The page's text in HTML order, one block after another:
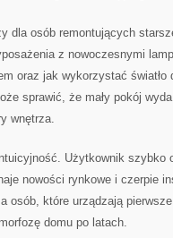
dla osób remontujących
z nowoczesnymi
oraz jak wykorzystać światło
sprawić, że mały pokój
wnętrza.
Użytkownik szybko
nowości rynkowe i czerpie
osób, które urządzają
domu po latach.